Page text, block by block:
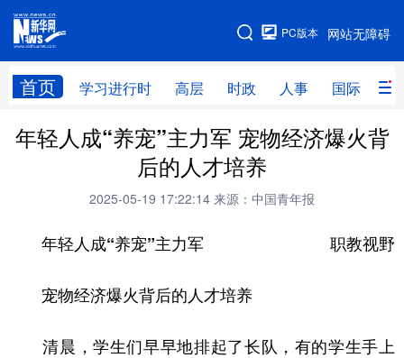
网站无障碍
PC版本
首页 学习进行时 高层 时政 人事 国际 财
网站地图
学习进行时 高层 时政 人事
财经 网评
全球连线
科技 科创 体育
文化 书画 健康
年轻人成“养宠”主力军 宠物经济爆火背
后的人才培养
2025-05-19 17:22:14 来源：中国青年报
职教视野
年轻人成“养宠”主力军
宠物经济爆火背后的人才培养
清晨，学生们早早地排起了长队，有的学生手上